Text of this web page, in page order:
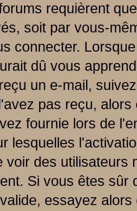
requièrent
soit par vous-
connecter.
dû vous
un e-mail,
pas reçu,
fournie lors de
lesquelles
voir des utilisateurs
Si vous êtes sûr
essayez